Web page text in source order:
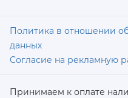
Политика в отношении
данных
Согласие на рекламную
Принимаем к оплате